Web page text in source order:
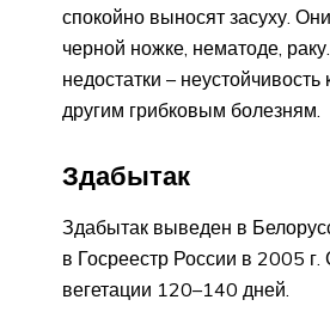
спокойно выносят засуху.
черной ножке, нематоде,
недостатки –
другим грибковым болезням.
Здабытак
Здабытак выведен в
в Госреестр России в 2005 г.
вегетации 120–140 дней.